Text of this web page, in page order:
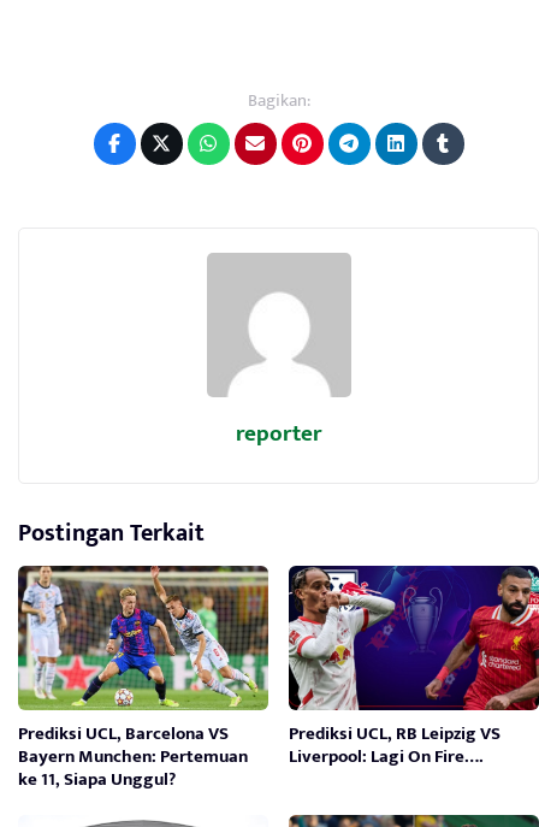
Bagikan:
reporter
Postingan Terkait
Prediksi UCL, Barcelona VS
Bayern Munchen: Pertemuan
ke 11, Siapa Unggul?
Prediksi UCL, RB Leipzig VS
Liverpool: Lagi On Fire….